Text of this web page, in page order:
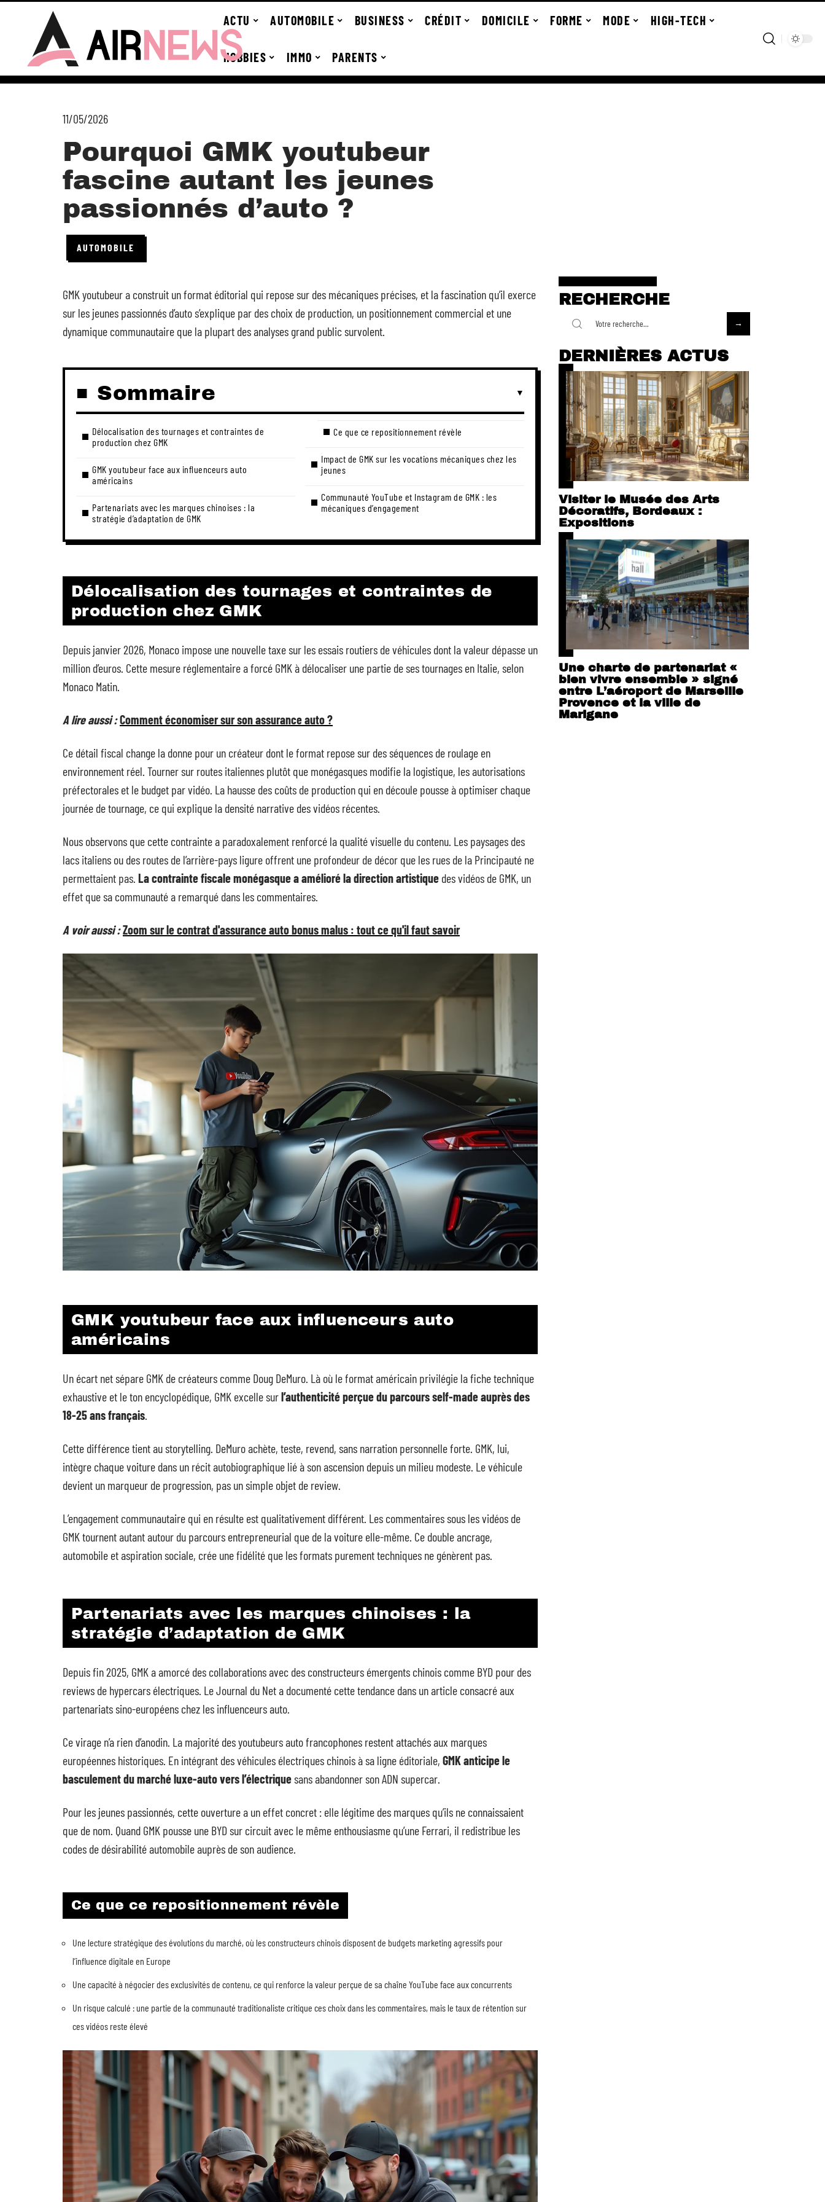
ACTU AUTOMOBILE BUSINESS CRÉDIT DOMICILE FORME MODE HIGH-TECH
HOBBIES IMMO PARENTS
11/05/2026
Pourquoi GMK youtubeur
fascine autant les jeunes
passionnés d’auto ?
AUTOMOBILE
GMK youtubeur a construit un format éditorial qui repose sur des mécaniques précises, et la fascination qu’il exerce
sur les jeunes passionnés d’auto s’explique par des choix de production, un positionnement commercial et une
dynamique communautaire que la plupart des analyses grand public survolent.
Sommaire
Délocalisation des tournages et contraintes de
production chez GMK
GMK youtubeur face aux influenceurs auto
américains
Partenariats avec les marques chinoises : la
stratégie d’adaptation de GMK
Ce que ce repositionnement révèle
Impact de GMK sur les vocations mécaniques chez les
jeunes
Communauté YouTube et Instagram de GMK : les
mécaniques d’engagement
Délocalisation des tournages et contraintes de
production chez GMK
Depuis janvier 2026, Monaco impose une nouvelle taxe sur les essais routiers de véhicules dont la valeur dépasse un
million d’euros. Cette mesure réglementaire a forcé GMK à délocaliser une partie de ses tournages en Italie, selon
Monaco Matin.
A lire aussi :Comment économiser sur son assurance auto ?
Ce détail fiscal change la donne pour un créateur dont le format repose sur des séquences de roulage en
environnement réel. Tourner sur routes italiennes plutôt que monégasques modifie la logistique, les autorisations
préfectorales et le budget par vidéo. La hausse des coûts de production qui en découle pousse à optimiser chaque
journée de tournage, ce qui explique la densité narrative des vidéos récentes.
Nous observons que cette contrainte a paradoxalement renforcé la qualité visuelle du contenu. Les paysages des
lacs italiens ou des routes de l’arrière-pays ligure offrent une profondeur de décor que les rues de la Principauté ne
permettaient pas. La contrainte fiscale monégasque a amélioré la direction artistique des vidéos de GMK, un
effet que sa communauté a remarqué dans les commentaires.
A voir aussi :Zoom sur le contrat d'assurance auto bonus malus : tout ce qu'il faut savoir
GMK youtubeur face aux influenceurs auto
américains
Un écart net sépare GMK de créateurs comme Doug DeMuro. Là où le format américain privilégie la fiche technique
exhaustive et le ton encyclopédique, GMK excelle surl’authenticité perçue du parcours self-made auprès des
18-25 ans français.
Cette différence tient au storytelling. DeMuro achète, teste, revend, sans narration personnelle forte. GMK, lui,
intègre chaque voiture dans un récit autobiographique lié à son ascension depuis un milieu modeste. Le véhicule
devient un marqueur de progression, pas un simple objet de review.
L’engagement communautaire qui en résulte est qualitativement différent. Les commentaires sous les vidéos de
GMK tournent autant autour du parcours entrepreneurial que de la voiture elle-même. Ce double ancrage,
automobile et aspiration sociale, crée une fidélité que les formats purement techniques ne génèrent pas.
Partenariats avec les marques chinoises : la
stratégie d’adaptation de GMK
Depuis fin 2025, GMK a amorcé des collaborations avec des constructeurs émergents chinois comme BYD pour des
reviews de hypercars électriques. Le Journal du Net a documenté cette tendance dans un article consacré aux
partenariats sino-européens chez les influenceurs auto.
Ce virage n’a rien d’anodin. La majorité des youtubeurs auto francophones restent attachés aux marques
européennes historiques. En intégrant des véhicules électriques chinois à sa ligne éditoriale, GMK anticipe le
basculement du marché luxe-auto vers l’électriquesans abandonner son ADN supercar.
Pour les jeunes passionnés, cette ouverture a un effet concret : elle légitime des marques qu’ils ne connaissaient
que de nom. Quand GMK pousse une BYD sur circuit avec le même enthousiasme qu’une Ferrari, il redistribue les
codes de désirabilité automobile auprès de son audience.
Ce que ce repositionnement révèle
Une lecture stratégique des évolutions du marché, où les constructeurs chinois disposent de budgets marketing agressifs pour
l’influence digitale en Europe
Une capacité à négocier des exclusivités de contenu, ce qui renforce la valeur perçue de sa chaîne YouTube face aux concurrents
Un risque calculé : une partie de la communauté traditionaliste critique ces choix dans les commentaires, mais le taux de rétention sur
ces vidéos reste élevé
RECHERCHE
DERNIÈRES ACTUS
Visiter le Musée des Arts
Décoratifs, Bordeaux :
Expositions
Une charte de partenariat «
bien vivre ensemble » signé
entre L’aéroport de Marseille
Provence et la ville de
Marigane